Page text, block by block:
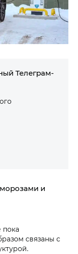
Телеграм-
и
связаны с